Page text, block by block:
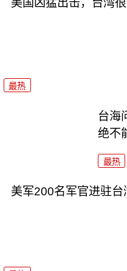
美国凶猛出击，台湾
最热
台海
绝不
最热
美军200名军官进驻